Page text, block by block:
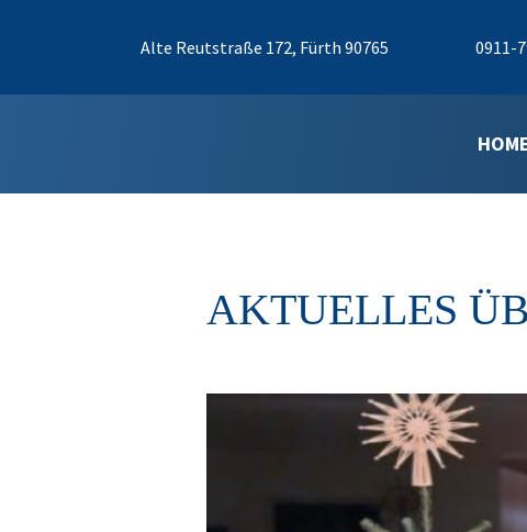
Alte Reutstraße 172, Fürth 90765 0911-
AKTUELLES